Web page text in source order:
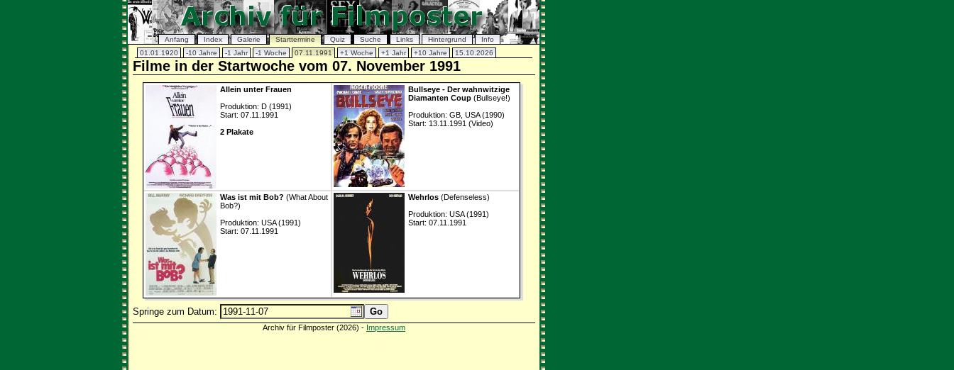
Anfang Index Galerie Starttermine Quiz Suche Links Hintergrund
Info
01.01.1920
-10 Jahre -1 Jahr -1 Woche 07.11.1991 +1 Woche +1 Jahr +10 Jahre 15.10.2026
Filme in der Startwoche vom 07. November 1991
Allein unter Frauen
Produktion: D (1991)
Start: 07.11.1991
2 Plakate
Bullseye - Der wahnwitzige
Diamanten Coup (Bullseye!)
Produktion: GB, USA (1990)
Start: 13.11.1991 (Video)
Was ist mit Bob? (What About
Bob?)
Produktion: USA (1991)
Start: 07.11.1991
Wehrlos (Defenseless)
Produktion: USA (1991)
Start: 07.11.1991
Springe zum Datum: Go
Archiv für Filmposter (2026) - Impressum